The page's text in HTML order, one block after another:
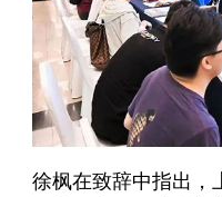
徐枫在致辞中指出，